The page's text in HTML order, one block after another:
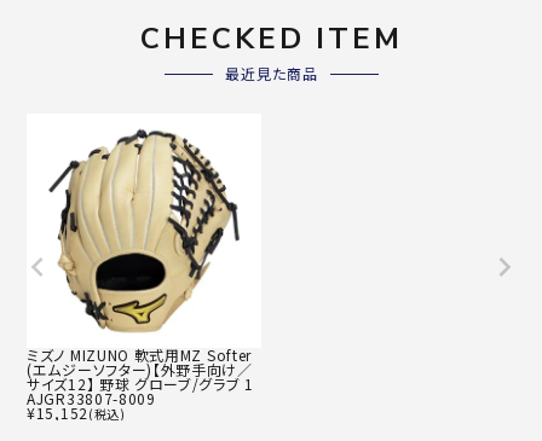
CHECKED ITEM
最近見た商品
ミズノ MIZUNO 軟式用MZ Softer
(エムジーソフター)【外野手向け／
サイズ12】 野球 グローブ/グラブ 1
AJGR33807-8009
¥15,152 (税込)